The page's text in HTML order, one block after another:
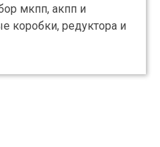
мкпп, акпп и
коробки, редуктора и